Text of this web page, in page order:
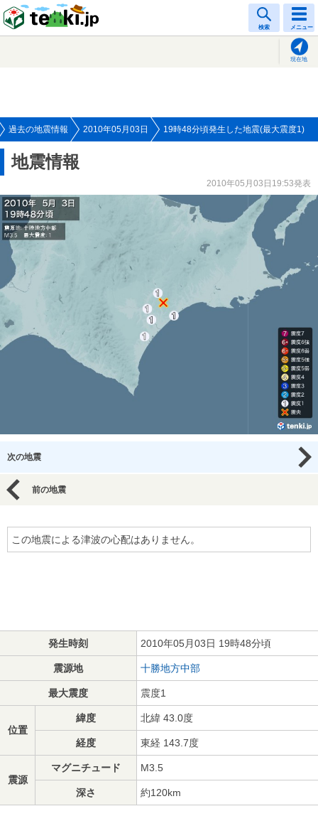
検索 メニュー
現在地
過去の地震情報 2010年05月03日 19時48分頃発生した地震(最大震度1)
地震情報
2010年05月03日19:53発表
次の地震
前の地震
この地震による津波の心配はありません。
発生時刻 2010年05月03日 19時48分頃
震源地 十勝地方中部
最大震度 震度1
位置
緯度 北緯 43.0度
経度 東経 143.7度
震源
マグニチュード M3.5
深さ 約120km